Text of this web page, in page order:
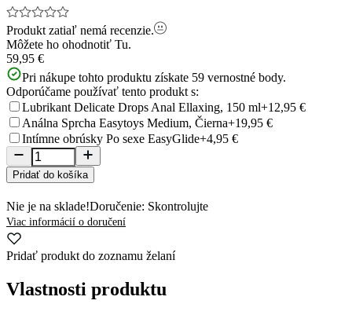
Produkt zatiaľ nemá recenzie.
Môžete ho ohodnotiť Tu.
59,95 €
Pri nákupe tohto produktu získate 59 vernostné body.
Odporúčame používať tento produkt s:
Lubrikant Delicate Drops Anal Ellaxing, 150 ml+12,95 €
Análna Sprcha Easytoys Medium, Čierna+19,95 €
Intímne obrúsky Po sexe EasyGlide+4,95 €
Pridať do košíka
Nie je na sklade!Doručenie: Skontrolujte
Viac informácií o doručení
Pridať produkt do zoznamu želaní
Vlastnosti produktu